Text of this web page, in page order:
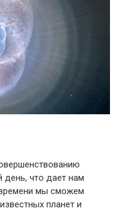
день, что дает нам
мы сможем
планет и